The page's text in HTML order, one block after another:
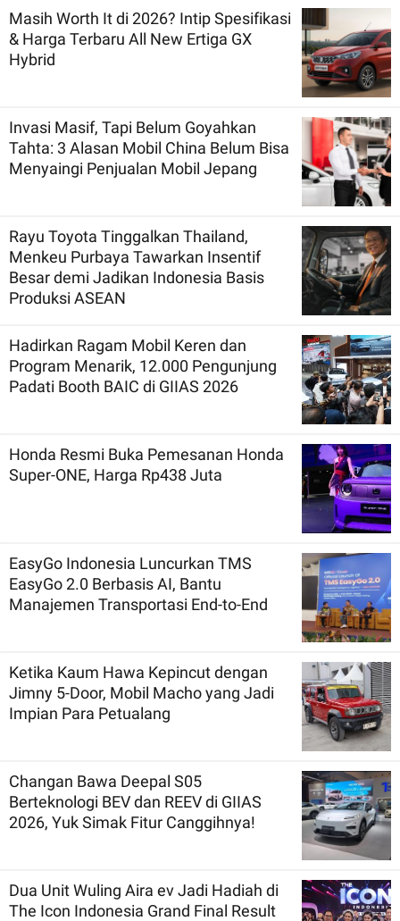
Masih Worth It di 2026? Intip Spesifikasi
& Harga Terbaru All New Ertiga GX
Hybrid
Invasi Masif, Tapi Belum Goyahkan
Tahta: 3 Alasan Mobil China Belum Bisa
Menyaingi Penjualan Mobil Jepang
Rayu Toyota Tinggalkan Thailand,
Menkeu Purbaya Tawarkan Insentif
Besar demi Jadikan Indonesia Basis
Produksi ASEAN
Hadirkan Ragam Mobil Keren dan
Program Menarik, 12.000 Pengunjung
Padati Booth BAIC di GIIAS 2026
Honda Resmi Buka Pemesanan Honda
Super-ONE, Harga Rp438 Juta
EasyGo Indonesia Luncurkan TMS
EasyGo 2.0 Berbasis AI, Bantu
Manajemen Transportasi End-to-End
Ketika Kaum Hawa Kepincut dengan
Jimny 5-Door, Mobil Macho yang Jadi
Impian Para Petualang
Changan Bawa Deepal S05
Berteknologi BEV dan REEV di GIIAS
2026, Yuk Simak Fitur Canggihnya!
Dua Unit Wuling Aira ev Jadi Hadiah di
The Icon Indonesia Grand Final Result